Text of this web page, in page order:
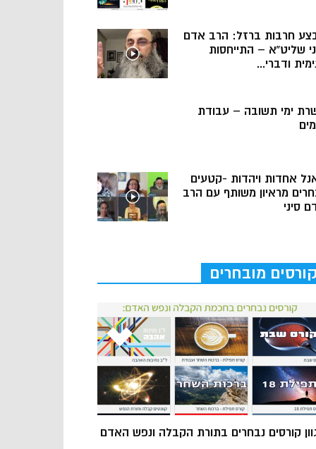
חרבות ברזל: הרב אדם
שליט”א – התייחסות
ודברי...
ימי תשובה – עבודת
אחדות ויהדות -קטעים
מראיון משותף עם הרב
סיני
קורסים מובחרים
קורסים נבחרים בתורת הקבלה ונפש האדם